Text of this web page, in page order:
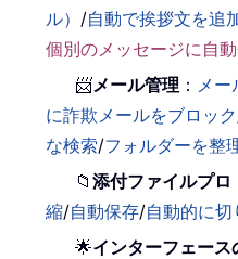
ル） /自動で挨拶文を追
個別のメッセージに自
📨メール管理 ： メ
に詐欺メールをブロック
な検索/フォルダーを整
📁添付ファイルプロ
縮/自動保存/自動的に切
🌟インターフェース